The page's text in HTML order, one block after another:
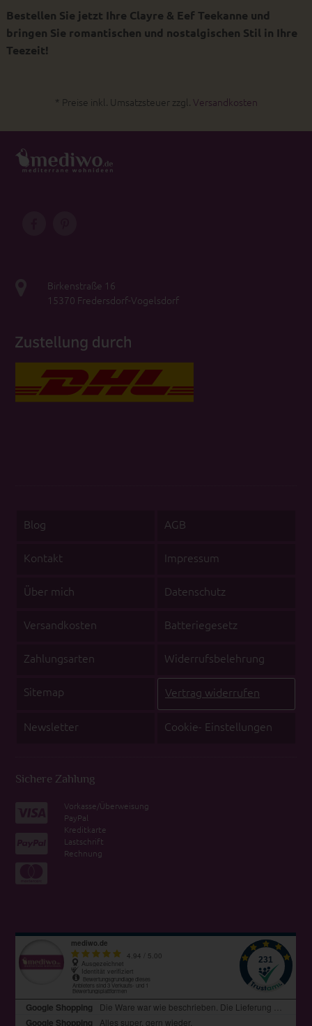
Bestellen Sie jetzt Ihre Clayre & Eef Teekanne und
bringen Sie romantischen und nostalgischen Stil in Ihre
Teezeit!
* Preise inkl. Umsatzsteuer zzgl. Versandkosten
Birkenstraße 16
15370 Fredersdorf-Vogelsdorf
Blog AGB
Kontakt Impressum
Über mich Datenschutz
Versandkosten Batteriegesetz
Zahlungsarten Widerrufsbelehrung
Sitemap Vertrag widerrufen
Newsletter Cookie- Einstellungen
Sichere Zahlung
Vorkasse/Überweisung
PayPal
Kreditkarte
Lastschrift
Rechnung